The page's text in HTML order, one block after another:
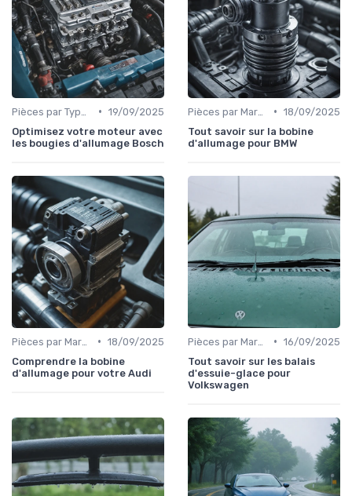
• 19/09/2025
Optimisez votre moteur avec
les bougies d'allumage Bosch
• 18/09/2025
Tout savoir sur la bobine
d'allumage pour BMW
• 18/09/2025
Comprendre la bobine
d'allumage pour votre Audi
• 16/09/2025
Tout savoir sur les balais
d'essuie-glace pour
Volkswagen